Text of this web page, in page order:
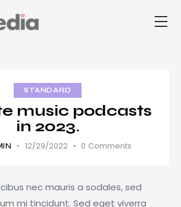
STANDARD
music podcasts
in 2023.
12/29/2022 0 Comments
nec mauris a sodales, sed
mi tincidunt. Sed eget viverra